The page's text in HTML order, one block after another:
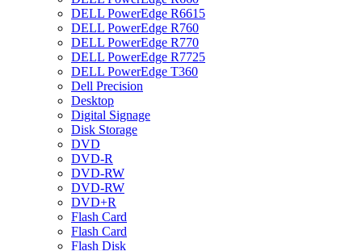
DELL PowerEdge R6615
DELL PowerEdge R760
DELL PowerEdge R770
DELL PowerEdge R7725
DELL PowerEdge T360
Dell Precision
Desktop
Digital Signage
Disk Storage
DVD
DVD-R
DVD-RW
DVD-RW
DVD+R
Flash Card
Flash Card
Flash Disk